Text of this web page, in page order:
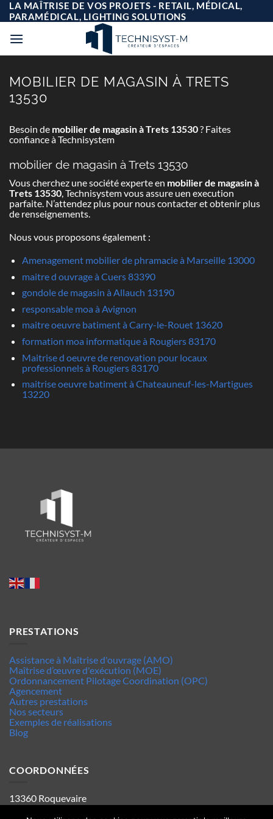
Passer
au
contenu
LA MAÎTRISE DE VOS PROJETS - RETAIL, MÉDICAL,
PARAMÉDICAL, LIGHTING SOLUTIONS
MOBILIER DE MAGASIN À TRETS
13530
Besoin de mobilier de magasin à Trets 13530? Faites
confiance à Technisystem
mobilier de magasin à Trets 13530
Vous cherchez une société experte en mobilier de magasin à
Trets 13530, Technisystem vous assure uen execution
parfaite. N’attendez plus pour nous contacter et obtenir plus
de renseignements.
Nous vous proposons également :
Amenagement mobilier de phramacie à Marseille 13000
maitre d ouvrage à Cuers 83390
gondole de magasin à Allauch 13190
responsable moa à Avignon
maitre oeuvre batiment à Carry-le-Rouet 13620
formation moa informatique à Rougiers 83170
Maitrise d oeuvre de renovation pour locaux
professionnels à Rougiers 83170
maitrise oeuvre batiment à Chateauneuf-les-Martigues
13220
PRESTATIONS
Assistance à Maîtrise d'ouvrage (AMO)
Maîtrise d’œuvre d'exécution (MOE)
Ordonnancement Pilotage Coordination (OPC)
Agencement
Autres prestations
Nos secteurs
Exemples de réalisations
Blog
COORDONNÉES
13360 Roquevaire
Tel : 06.63.70.62.44